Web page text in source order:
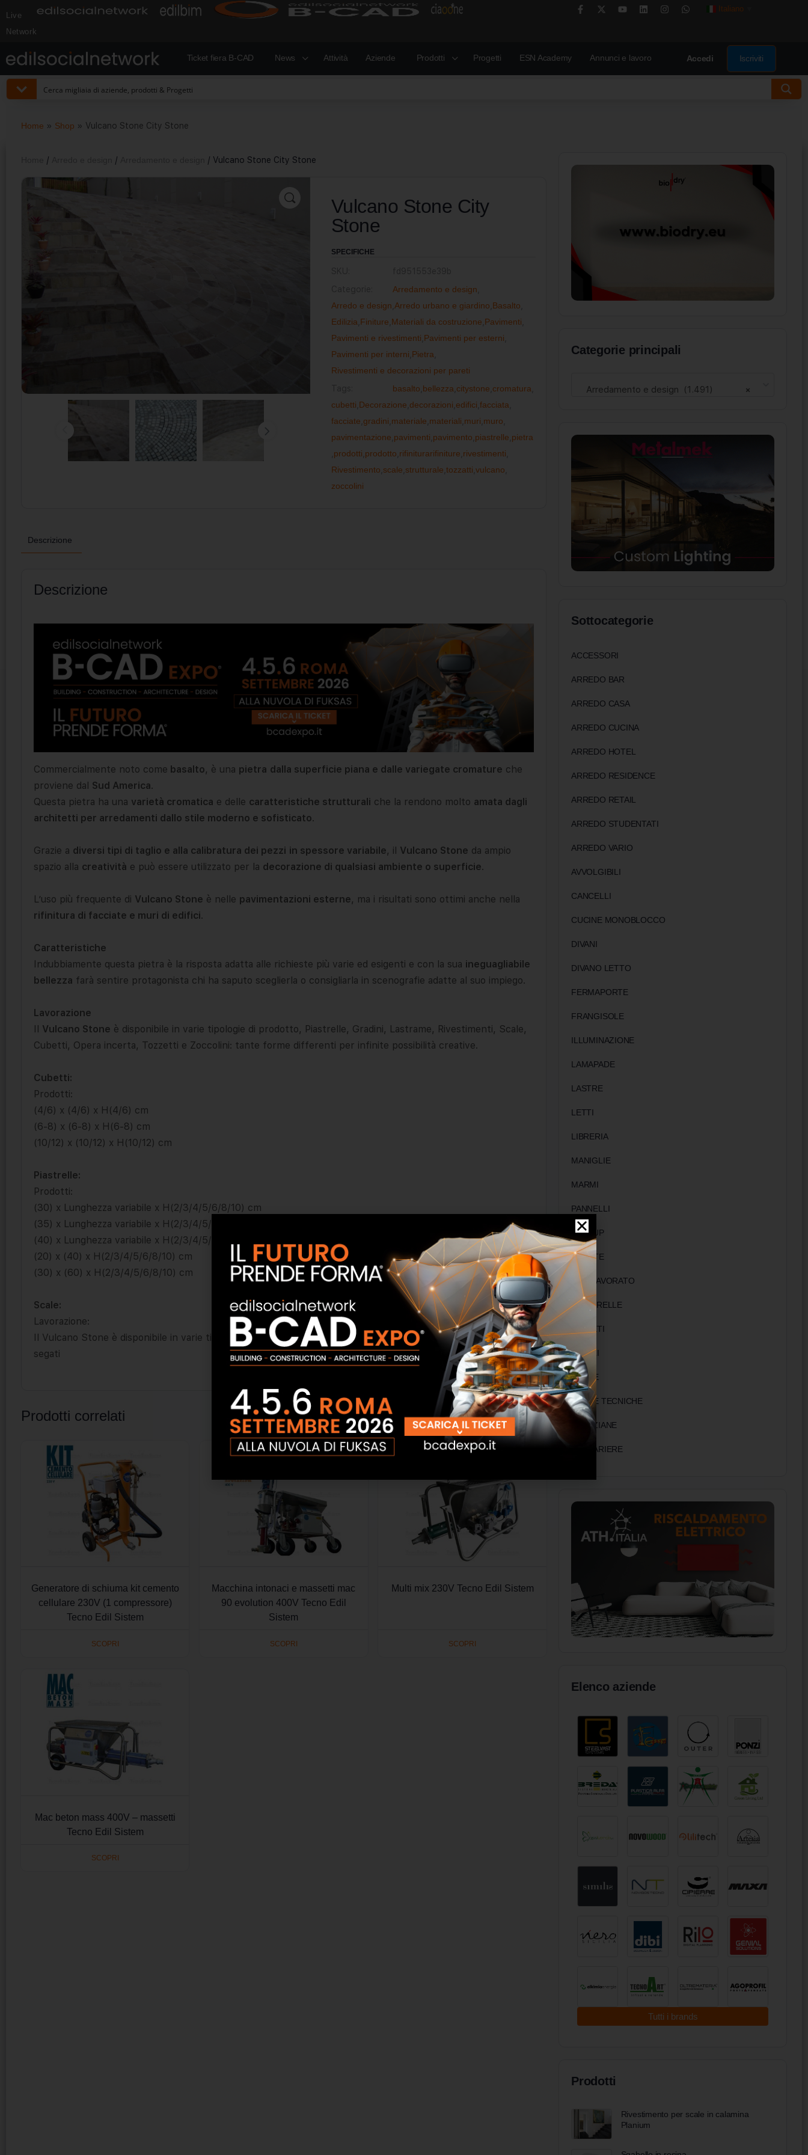
Live
Network
Italiano
Ticket fiera B-CAD News Attività Aziende Prodotti Progetti ESN Academy Annunci e lavoro Accedi Iscriviti
Home » Shop » Vulcano Stone City Stone
/ / / Vulcano Stone City Stone
Vulcano Stone City
Stone
SPECIFICHE
Arredamento e design
Arredo e design Arredo urbano e giardino Basalto
Edilizia Finiture Materiali da costruzione Pavimenti
Pavimenti e rivestimenti Pavimenti per esterni
Pavimenti per interni Pietra
Rivestimenti e decorazioni per pareti
basalto bellezza citystone cromatura
cubetti Decorazione decorazioni edifici facciata
facciate gradini materiale materiali muri muro
pavimentazione pavimenti pavimento piastrelle pietra
prodotti prodotto rifiniturarifiniture rivestimenti
Rivestimento scale strutturale tozzatti vulcano
zoccolini
Descrizione
Descrizione
Commercialmente noto come basalto, è una pietra dalla superficie piana e dalle variegate cromature che
proviene dal Sud America.
Questa pietra ha una varietà cromatica e delle caratteristiche strutturali che la rendono molto amata dagli
architetti per arredamenti dallo stile moderno e sofisticato.
Grazie a diversi tipi di taglio e alla calibratura dei pezzi in spessore variabile, il Vulcano Stone da ampio
spazio alla creatività e può essere utilizzato per la decorazione di qualsiasi ambiente o superficie.
L’uso più frequente di Vulcano Stone è nelle pavimentazioni esterne, ma i risultati sono ottimi anche nella
rifinitura di facciate e muri di edifici.
Caratteristiche
Indubbiamente questa pietra è la risposta adatta alle richieste più varie ed esigenti e con la sua ineguagliabile
bellezza farà sentire protagonista chi ha saputo sceglierla o consigliarla in scenografie adatte al suo impiego.
Lavorazione
Il Vulcano Stone è disponibile in varie tipologie di prodotto, Piastrelle, Gradini, Lastrame, Rivestimenti, Scale,
Cubetti, Opera incerta, Tozzetti e Zoccolini: tante forme differenti per infinite possibilità creative.
Cubetti:
Prodotti:
(4/6) x (4/6) x H(4/6) cm
(6-8) x (6-8) x H(6-8) cm
(10/12) x (10/12) x H(10/12) cm
Piastrelle:
Prodotti:
(30) x Lunghezza variabile x H(2/3/4/5/6/8/10) cm
(35) x Lunghezza variabile x H(2/3/4/5/6/8/10) cm
(40) x Lunghezza variabile x H(2/3/4/5/6/8/10) cm
(20) x (40) x H(2/3/4/5/6/8/10) cm
(30) x (60) x H(2/3/4/5/6/8/10) cm
Scale:
Lavorazione:
Il Vulcano Stone è disponibile in varie tipologie di finiture: Gradini aventi lati tranciati – Grandini aventi lati
segati
Prodotti correlati
Generatore di schiuma kit cemento
cellulare 230V (1 compressore)
Tecno Edil Sistem
SCOPRI
Macchina intonaci e massetti mac
90 evolution 400V Tecno Edil
Sistem
SCOPRI
Multi mix 230V Tecno Edil Sistem
SCOPRI
Mac beton mass 400V – massetti
Tecno Edil Sistem
SCOPRI
Categorie principali
×
Arredamento e design (1.491)
Sottocategorie
ACCESSORI
ARREDO BAR
ARREDO CASA
ARREDO CUCINA
ARREDO HOTEL
ARREDO RESIDENCE
ARREDO RETAIL
ARREDO STUDENTATI
ARREDO VARIO
AVVOLGIBILI
CANCELLI
CUCINE MONOBLOCCO
DIVANI
DIVANO LETTO
FERMAPORTE
FRANGISOLE
ILLUMINAZIONE
LAMAPADE
LASTRE
LETTI
LIBRERIA
MANIGLIE
MARMI
PANNELLI
ROLLUP
SEDUTE
SEMILAVORATO
TAPPARELLE
TAPPETI
TAVOLI
TENDE
TENDE TECNICHE
VENEZIANE
ZANZARIERE
Elenco aziende
Tutti i brands
Prodotti
Rivestimento per scale in calamina
Planium